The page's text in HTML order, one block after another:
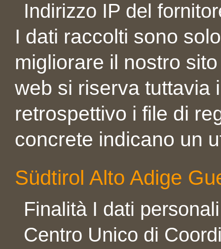
Indirizzo IP del
I dati raccolti sono
migliorare il nostro
web si riserva tuttavia
retrospettivo i file di
concrete indicano un
Südtirol Alto Adige
Finalità I dati
Centro Unico di